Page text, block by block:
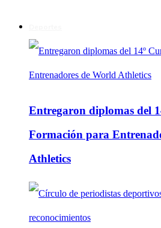
Entregaron diplomas del
Formación para
Athletics